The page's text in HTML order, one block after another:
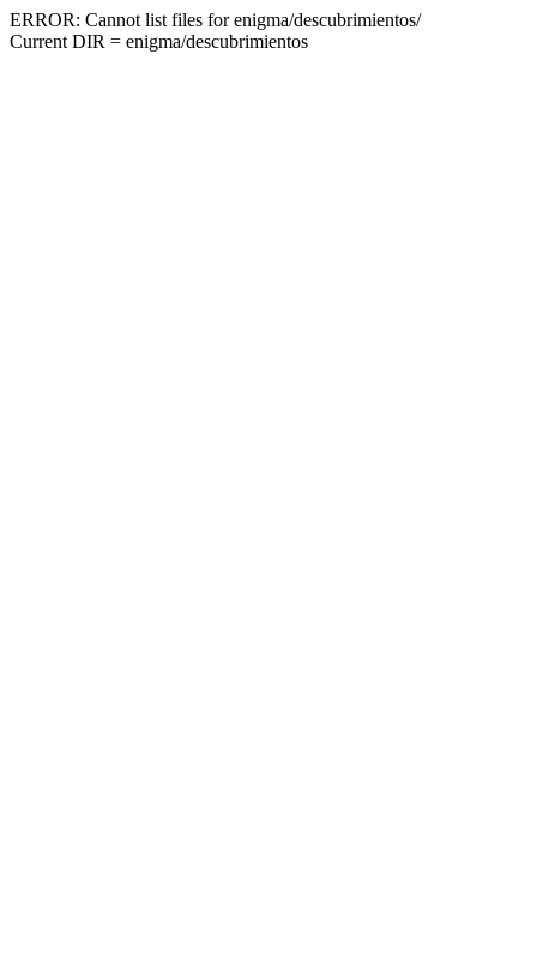
ERROR: Cannot list files for enigma/descubrimientos/
Current DIR = enigma/descubrimientos